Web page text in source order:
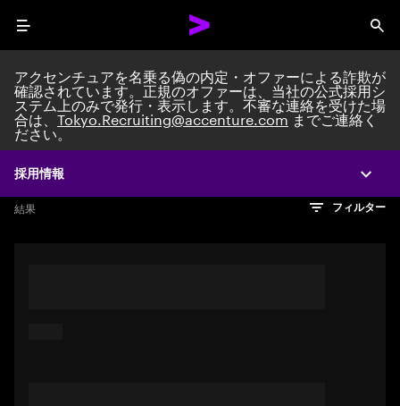
Menu
採用情報
アクセンチュアを名乗る偽の内定・オファーによる詐欺が
確認されています。正規のオファーは、当社の公式採用シ
ステム上のみで発行・表示します。不審な連絡を受けた場
合は、Tokyo.Recruiting@accenture.comまでご連絡く
ださい。
Search jobs at
検索のヒント
希望の仕事を表すフレーズや文章を使って検索してみてくださ
い。キーワードを引用符で囲むことで、完全一致検索もできま
文字数制限に達しました
検索結果を見るにはEnterキーを押してください
結果 フィルター